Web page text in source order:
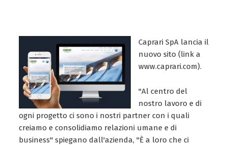
Caprari SpA lancia il
nuovo sito (link a
www.caprari.com).
"Al centro del
nostro lavoro e di
ogni progetto ci sono i nostri partner con i quali
creiamo e consolidiamo relazioni umane e di
business" spiegano dall'azienda, "È a loro che ci